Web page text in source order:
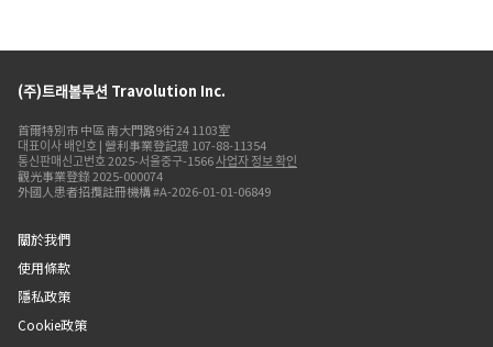
(주)트래볼루션 Travolution Inc.
首爾特別市 中區 南大門路9街 24 1103室
대표이사 배인호 | 營利事業登記證 107-88-11354
통신판매신고번호 2025-서울중구-1566사업자 정보 확인
觀光事業登錄 2025-000074
外國人患者招攬註冊機構 #A-2026-01-01-06849
關於我們
使用條款
隱私政策
Cookie政策